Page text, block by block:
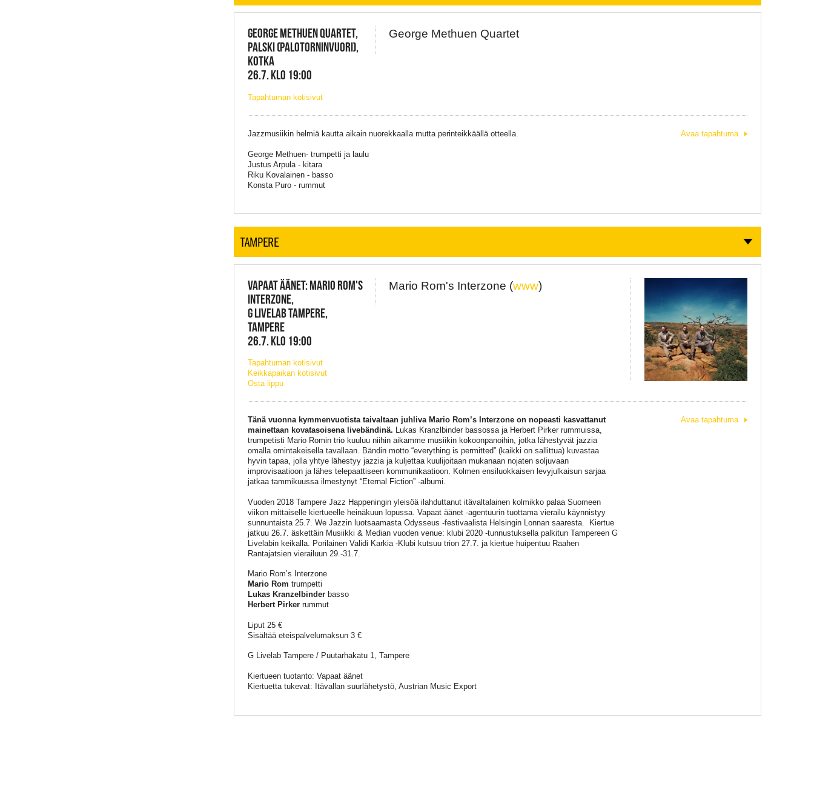
GEORGE METHUEN QUARTET,
PALSKI (PALOTORNINVUORI),
KOTKA
26.7. KLO 19:00
Tapahtuman kotisivut
George Methuen Quartet
Jazzmusiikin helmiä kautta aikain nuorekkaalla mutta perinteikkäällä otteella.
George Methuen- trumpetti ja laulu
Justus Arpula - kitara
Riku Kovalainen - basso
Konsta Puro - rummut
Avaa tapahtuma
TAMPERE
VAPAAT ÄÄNET: MARIO ROM'S
INTERZONE,
G LIVELAB TAMPERE,
TAMPERE
26.7. KLO 19:00
Tapahtuman kotisivut
Keikkapaikan kotisivut
Osta lippu
Mario Rom's Interzone (www)
Tänä vuonna kymmenvuotista taivaltaan juhliva Mario Rom’s Interzone on nopeasti kasvattanut
mainettaan kovatasoisena livebändinä. Lukas Kranzlbinder bassossa ja Herbert Pirker rummuissa,
trumpetisti Mario Romin trio kuuluu niihin aikamme musiikin kokoonpanoihin, jotka lähestyvät jazzia
omalla omintakeisella tavallaan. Bändin motto “everything is permitted” (kaikki on sallittua) kuvastaa
hyvin tapaa, jolla yhtye lähestyy jazzia ja kuljettaa kuulijoitaan mukanaan nojaten soljuvaan
improvisaatioon ja lähes telepaattiseen kommunikaatioon. Kolmen ensiluokkaisen levyjulkaisun sarjaa
jatkaa tammikuussa ilmestynyt “Eternal Fiction” -albumi.
Vuoden 2018 Tampere Jazz Happeningin yleisöä ilahduttanut itävaltalainen kolmikko palaa Suomeen
viikon mittaiselle kiertueelle heinäkuun lopussa. Vapaat äänet -agentuurin tuottama vierailu käynnistyy
sunnuntaista 25.7. We Jazzin luotsaamasta Odysseus -festivaalista Helsingin Lonnan saaresta. Kiertue
jatkuu 26.7. äskettäin Musiikki & Median vuoden venue: klubi 2020 -tunnustuksella palkitun Tampereen G
Livelabin keikalla. Porilainen Validi Karkia -Klubi kutsuu trion 27.7. ja kiertue huipentuu Raahen
Rantajatsien vierailuun 29.-31.7.
Mario Rom’s Interzone
Mario Rom trumpetti
Lukas Kranzelbinderbasso
Herbert Pirkerrummut
Liput 25 €
Sisältää eteispalvelumaksun 3 €
G Livelab Tampere / Puutarhakatu 1, Tampere
Kiertueen tuotanto: Vapaat äänet
Kiertuetta tukevat: Itävallan suurlähetystö, Austrian Music Export
Avaa tapahtuma